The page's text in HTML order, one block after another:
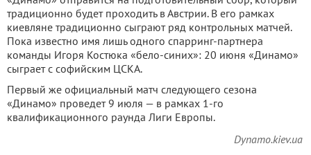
традиционно будет проходить в Австрии. В его рамках
киевляне традиционно сыграют ряд контрольных матчей.
Пока известно имя лишь одного спарринг-партнера
команды Игоря Костюка «бело-синих»: 20 июня «Динамо»
сыграет с софийским ЦСКА.
Первый же официальный матч следующего сезона
«Динамо» проведет 9 июля — в рамках 1-го
квалификационного раунда Лиги Европы.
Dynamo.kiev.ua